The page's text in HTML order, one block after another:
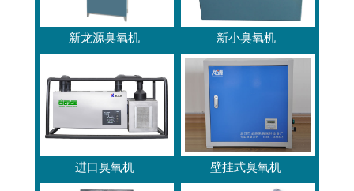
新龙源臭氧机 新小臭氧机
进口臭氧机 壁挂式臭氧机